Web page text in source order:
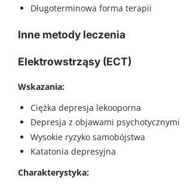
Długoterminowa forma terapii
Inne metody leczenia
Elektrowstrząsy (ECT)
Wskazania:
Ciężka depresja lekooporna
Depresja z objawami psychotycznymi
Wysokie ryzyko samobójstwa
Katatonia depresyjna
Charakterystyka: